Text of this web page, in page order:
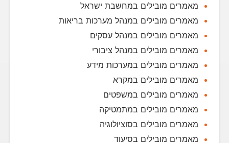
מאמרים מובילים במחשבת ישראל
מאמרים מובילים במנהל מערכות בריאות
מאמרים מובילים במנהל עסקים
מאמרים מובילים במנהל ציבורי
מאמרים מובילים במערכות מידע
מאמרים מובילים במקרא
מאמרים מובילים במשפטים
מאמרים מובילים במתמטיקה
מאמרים מובילים בסוציולוגיה
מאמרים מובילים בסיעוד